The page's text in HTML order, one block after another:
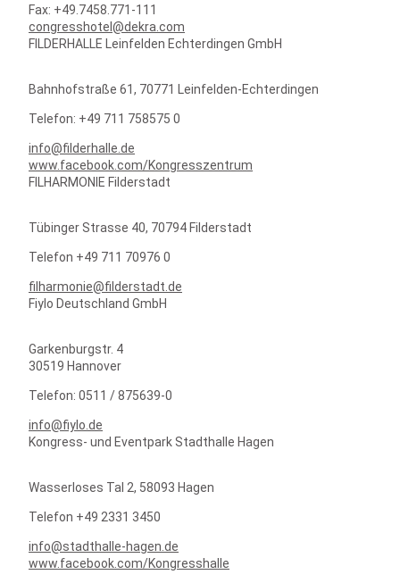
Fax: +49.7458.771-111
congresshotel@dekra.com
FILDERHALLE Leinfelden Echterdingen GmbH
Bahnhofstraße 61, 70771 Leinfelden-Echterdingen
Telefon: +49 711 758575 0
info@filderhalle.de
www.facebook.com/Kongresszentrum
FILHARMONIE Filderstadt
Tübinger Strasse 40, 70794 Filderstadt
Telefon +49 711 70976 0
filharmonie@filderstadt.de
Fiylo Deutschland GmbH
Garkenburgstr. 4
30519 Hannover
Telefon: 0511 / 875639-0
info@fiylo.de
Kongress- und Eventpark Stadthalle Hagen
Wasserloses Tal 2, 58093 Hagen
Telefon +49 2331 3450
info@stadthalle-hagen.de
www.facebook.com/Kongresshalle